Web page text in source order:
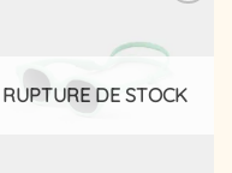
liste
RUPTURE DE STOCK